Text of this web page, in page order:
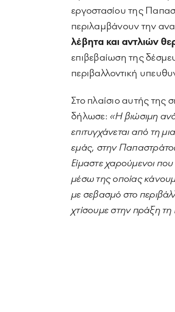
εργοστασίου της
περιλαμβάνουν την
λέβητα και αντλιών
επιβεβαίωση της
περιβαλλοντική
Στο πλαίσιο αυτής της
δήλωσε: «Η βιώσιμη
επιτυγχάνεται από τη
εμάς, στην
Είμαστε χαρούμενοι
μέσω της οποίας
με σεβασμό στο
χτίσουμε στην πράξη τη